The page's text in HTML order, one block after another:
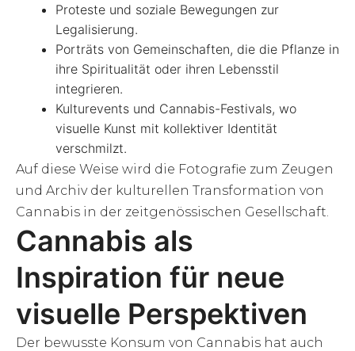
Proteste und soziale Bewegungen zur
Legalisierung.
Porträts von Gemeinschaften, die die Pflanze in
ihre Spiritualität oder ihren Lebensstil
integrieren.
Kulturevents und Cannabis-Festivals, wo
visuelle Kunst mit kollektiver Identität
verschmilzt.
Auf diese Weise wird die Fotografie zum Zeugen
und Archiv der kulturellen Transformation von
Cannabis in der zeitgenössischen Gesellschaft.
Cannabis als
Inspiration für neue
visuelle Perspektiven
Der bewusste Konsum von Cannabis hat auch